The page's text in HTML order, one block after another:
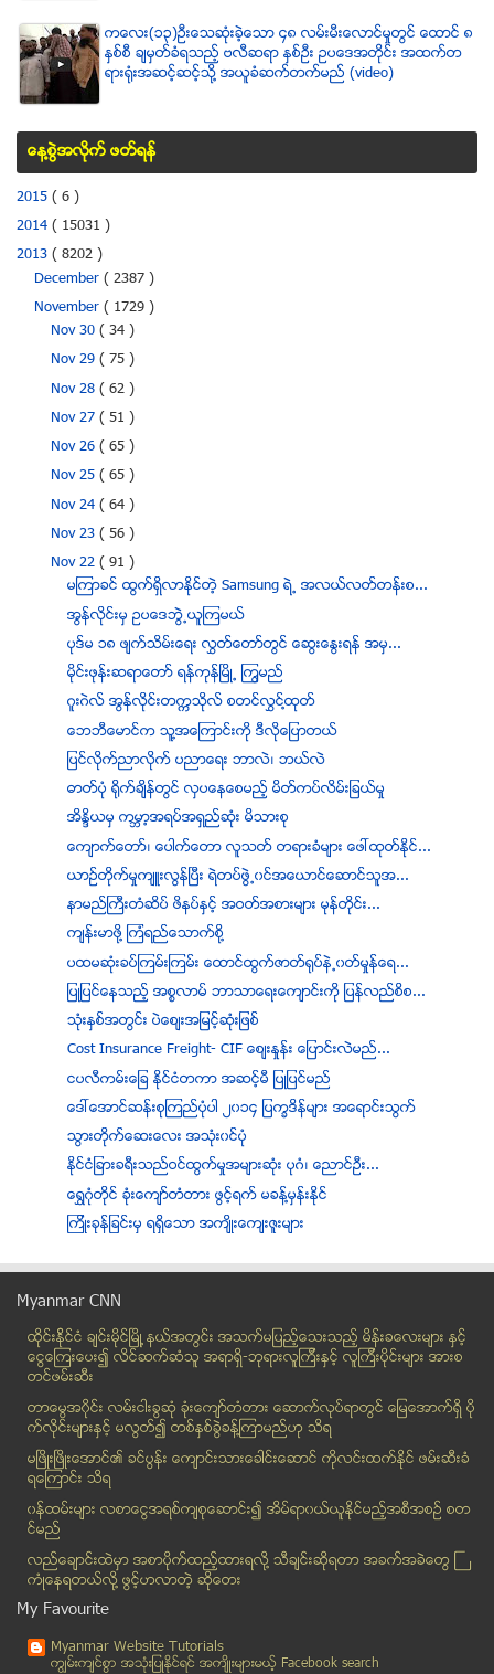
ကေလး(၁၃)ဦးေသဆံုးခဲ့ေသာ ၄၈ လမ္းမီးေလာင္မႈတြင္ ေထာင္ ၈
ႏွစ္စီ ခ်မွတ္ခံရသည့္ ဗလီဆရာ ႏွစ္ဦး ဥပေဒအတိုင္း အထက္တ
ရားရံုးအဆင့္ဆင့္သို႔ အယူခံဆက္တက္မည္ (video)
ေန႔စြဲအလိုက္ ဖတ္ရန္
2015 ( 6 )
2014 ( 15031 )
2013 ( 8202 )
December ( 2387 )
November ( 1729 )
Nov 30( 34 )
Nov 29( 75 )
Nov 28( 62 )
Nov 27( 51 )
Nov 26( 65 )
Nov 25( 65 )
Nov 24( 64 )
Nov 23( 56 )
Nov 22( 91 )
မၾကာခင္ ထြက္ရွိလာႏိုင္တဲ့ Samsung ရဲ႕ အလယ္လတ္တန္းစ...
အြန္လိုင္းမွ ဥပေဒဘြဲ႕ယူၾကမယ္
ပုဒ္မ ၁၈ ဖ်က္သိမ္းေရး လႊတ္ေတာ္တြင္ ေဆြးေႏြးရန္ အမွ...
မုိင္းဖုန္းဆရာေတာ္ ရန္ကုန္ၿမိဳ႕ ၾကြမည္
ဂူးဂဲလ္ အြန္လုိင္းတကၠသုိလ္ စတင္လႊင္႔ထုတ္
ေဘဘီေမာင္က သူ႔အေၾကာင္းကို ဒီလိုေျပာတယ္
ျပင္လုိက္ညာလုိက္ ပညာေရး ဘာလဲ၊ ဘယ္လဲ
ဓာတ္ပံု ရိုက္ခ်ိန္တြင္ လွပေနေစမည့္ မိတ္ကပ္လိမ္းျခယ္မႈ
အိႏၵိယမွ ကမၻာ့အရပ္အရွည္ဆံုး မိသားစု
ေက်ာက္ေတာ္၊ ေပါက္ေတာ လူသတ္ တရားခံမ်ား ေဖၚထုတ္ႏိုင္...
ယာဥ္တိုက္မႈက်ဴးလြန္ၿပီး ရဲတပ္ဖြဲ႕၀င္အေယာင္ေဆာင္သူအ...
နာမည္ႀကီးတံဆိပ္ ဖိနပ္ႏွင့္ အဝတ္အစားမ်ား မုန္တိုင္း...
က်န္းမာဖို႔ ၾကံရည္ေသာက္စို႔
ပထမဆံုးခပ္ၾကမ္းၾကမ္း ေထာင္ထြက္ဇာတ္ရုပ္နဲ႕၀တ္မႈန္ေရ...
ျပဳျပင္ေနသည့္ အစၥလာမ္ ဘာသာေရးေက်ာင္းကို ျပန္လည္စိစ...
သုံးႏွစ္အတြင္း ပဲေစ်းအျမင့္ဆုံးျဖစ္
Cost Insurance Freight- CIF ေစ်းႏႈန္း ေျပာင္းလဲမည္...
ငပလီကမ္းေျခ ႏိုင္ငံတကာ အဆင့္မီ ျပဳျပင္မည္
ေဒၚေအာင္ဆန္းစုၾကည္ပုံပါ ၂၀၁၄ ျပကၡဒိန္မ်ား အေရာင္းသြက္
သြားတိုက္ေဆးေလး အသံုး၀င္ပံု
နိုင္ငံျခားခရီးသည္ဝင္ထြက္မႈအမ်ားဆုံး ပုဂံ၊ ေညာင္ဦး...
ေရႊဂံုတိုင္ ခံုးေက်ာ္တံတား ဖြင့္ရက္ မခန္႔မွန္းႏိုင္
ၾကိဳးခုန္ျခင္းမွ ရရိွေသာ အက်ိဳးေက်းဇူးမ်ား
ဝလွ်င္ အလကား စားရမည့္ဆိုင္
ဂ်ပန္ကမ္းရိုးတန္းကြ်န္းတြင္ မီးေတာင္ ေပါက္ကြဲမႈအသစ...
တိုယုိတာ၏ ဂ်ိမ္းစ္ဘြန္းကား လာမည့္လတြင္ မိတ္ဆက္မည္
လႊတ္ေတာ္လံုၿခံဳေရးတပ္ဖြဲ႕တစ္ခု သီးသန္႔ဖြဲ႕စည္းရန္ ...
​ျမန္​မာ့​ေ​႐ွ့​ေဆာင္​ဘဏ္ ​မာလ္​တီ​ကာ​ရင္​စီ (mult...
ဆံပင္ကြ်တ္လို့ ဆံပင္ျပန္ေပါက္ခ်င္ရင္
ေန​ျပည္​ေတာ္​ေလ​ဆိပ္ ​နိုင္​ငံ​ေတာ္​ကို ​ျပန္​အပ္​မည္
ကမၻာ့တန္ဖိုးအႀကီးဆံုးစိန္
ပုဂၢလိကသတင္းစာ၊ ဂ်ာနယ္ထုတ္ေ၀ခြင့္မ်ား အစုိးရမွ အလြ...
ကိတ္ မႀကိဳက္္မွာ စိုးလုိ႔ PS4 ဂိမ္းစက္ မဝယ္တဲ့ ဝီလ...
Appleကို ကန္ေဒၚလာသန္း၂၉၀ ေပးရဖြယ္႐ွိတဲ႔ Samsung
Myanmar CNN
ထိုင္းနို္င္ငံ ခ်င္းမိုင္ျမိဳ ့နယ္အတြင္း အသက္မျပည့္ေသးသည့္ မိန္းခေလးမ်ား နွင့္
ေငြေၾကးေပး၍ လိင္ဆက္ဆံသူ အရာရွိ-ဘုရားလူၾကီးနွင့္ လူၾကီးပိုင္းမ်ား အားစ
တင္ဖမ္းဆီး
တာေမြအ၀ိုင္း လမ္းငါးခြဆံု ခံုးေက်ာ္တံတား ေဆာက္လုပ္ရာတြင္ ေျမေအာက္ရွိ ပို
က္လိုင္းမ်ားႏွင့္ မလြတ္၍ တစ္ႏွစ္ခြဲခန္႔ၾကာမည္ဟု သိရ
မၿဖိဳးၿဖိဳးေအာင္၏ ခင္ပြန္း ေက်ာင္းသားေခါင္းေဆာင္ ကိုလင္းထက္ႏိုင္ ဖမ္းဆီးခံ
ရေၾကာင္း သိရ
၀န္ထမ္းမ်ား လစာေငြအရစ္က်စုေဆာင္း၍ အိမ္ရာ၀ယ္ယူႏုိင္မည့္အစီအစဥ္ စတ
င္မည္
လည္ေခ်ာင္းထဲမွာ အစာပိုက္ထည့္ထားရလုိ႔ သီခ်င္းဆုိရတာ အခက္အခဲေတြ ႀ
ကံဳေနရတယ္လို႔ ဖြင့္ဟလာတဲ့ ဆုိေတး
My Favourite
Myanmar Website Tutorials
ကၽြမ္းက်င္စြာ အသုံးျပဳႏုိင္ရင္ အက်ိဳးမ်ားမယ့္ Facebook search